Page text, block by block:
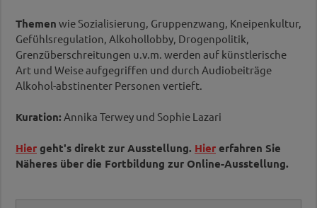
Themen wie Sozialisierung, Gruppenzwang, Kneipenkultur,
Gefühlsregulation, Alkohollobby, Drogenpolitik,
Grenzüberschreitungen u.v.m. werden auf künstlerische
Art und Weise aufgegriffen und durch Audiobeiträge
Alkohol-abstinenter Personen vertieft.
Kuration: Annika Terwey und Sophie Lazari
Hier geht's direkt zur Ausstellung. Hier erfahren Sie
Näheres über die Fortbildung zur Online-Ausstellung.